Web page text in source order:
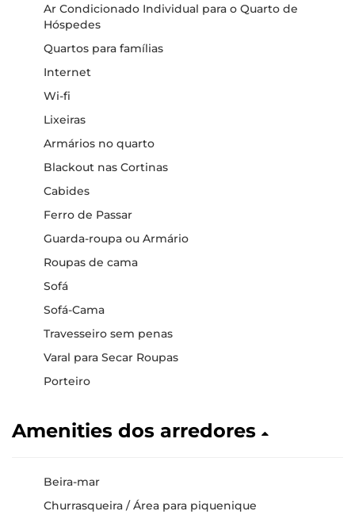
Ar Condicionado Individual para o Quarto de
Hóspedes
Quartos para famílias
Internet
Wi-fi
Lixeiras
Armários no quarto
Blackout nas Cortinas
Cabides
Ferro de Passar
Guarda-roupa ou Armário
Roupas de cama
Sofá
Sofá-Cama
Travesseiro sem penas
Varal para Secar Roupas
Porteiro
Amenities dos arredores
Beira-mar
Churrasqueira / Área para piquenique